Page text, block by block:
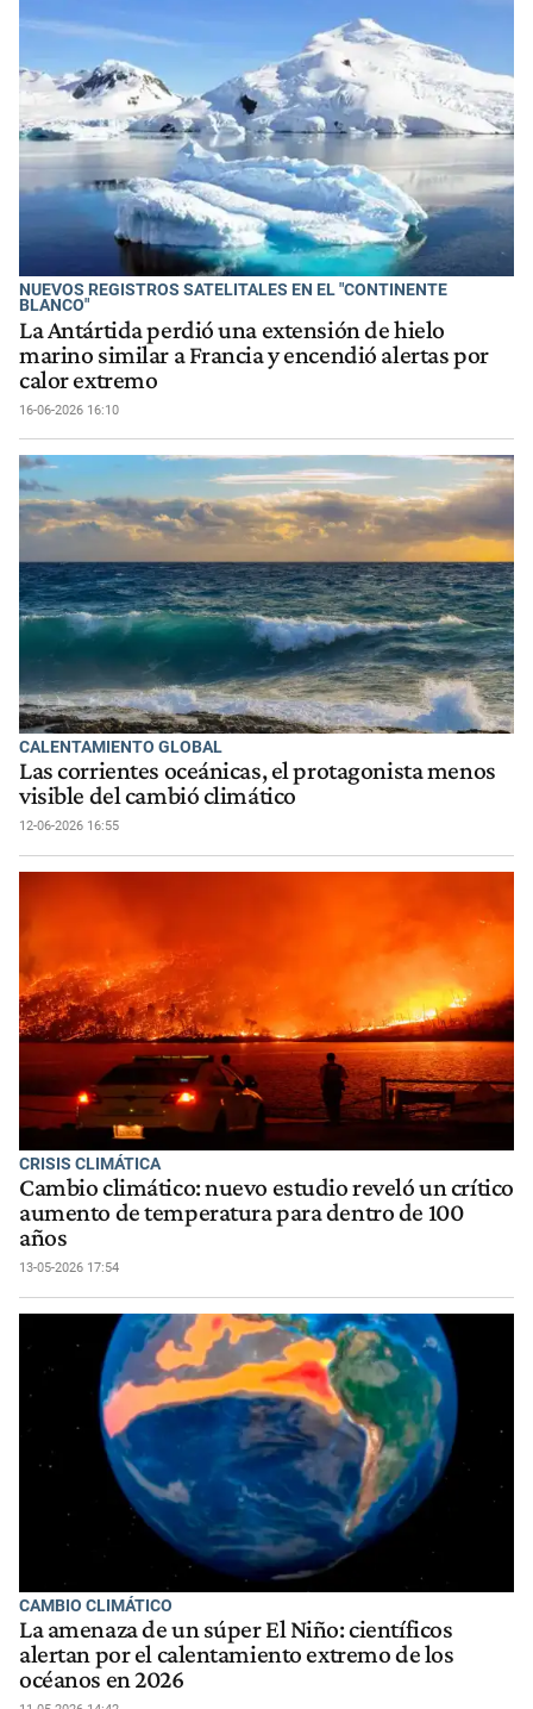
NUEVOS REGISTROS SATELITALES EN EL "CONTINENTE
BLANCO"
La Antártida perdió una extensión de hielo
marino similar a Francia y encendió alertas por
calor extremo
16-06-2026 16:10
CALENTAMIENTO GLOBAL
Las corrientes oceánicas, el protagonista menos
visible del cambió climático
12-06-2026 16:55
CRISIS CLIMÁTICA
Cambio climático: nuevo estudio reveló un crítico
aumento de temperatura para dentro de 100
años
13-05-2026 17:54
CAMBIO CLIMÁTICO
La amenaza de un súper El Niño: científicos
alertan por el calentamiento extremo de los
océanos en 2026